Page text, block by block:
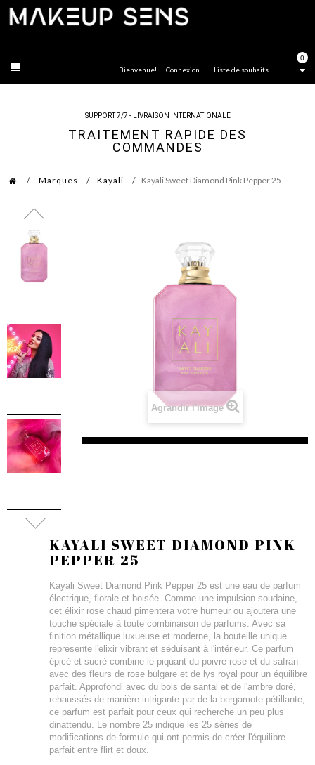
0
Liste de souhaits
Bienvenue! Connexion
SUPPORT 7/7 - LIVRAISON INTERNATIONALE
TRAITEMENT RAPIDE DES
COMMANDES
Marques Kayali Kayali Sweet Diamond Pink Pepper 25
Agrandir l'image
KAYALI SWEET DIAMOND PINK
PEPPER 25
Kayali Sweet Diamond Pink Pepper 25 est une eau de parfum
électrique, florale et boisée. Comme une impulsion soudaine,
cet élixir rose chaud pimentera votre humeur ou ajoutera une
touche spéciale à toute combinaison de parfums. Avec sa
finition métallique luxueuse et moderne, la bouteille unique
represente l'elixir vibrant et séduisant à l'intérieur. Ce parfum
épicé et sucré combine le piquant du poivre rose et du safran
avec des fleurs de rose bulgare et de lys royal pour un équilibre
parfait. Approfondi avec du bois de santal et de l'ambre doré,
rehaussés de manière intrigante par de la bergamote pétillante,
ce parfum est parfait pour ceux qui recherche un peu plus
dinattendu. Le nombre 25 indique les 25 séries de
modifications de formule qui ont permis de créer l'équilibre
parfait entre flirt et doux.